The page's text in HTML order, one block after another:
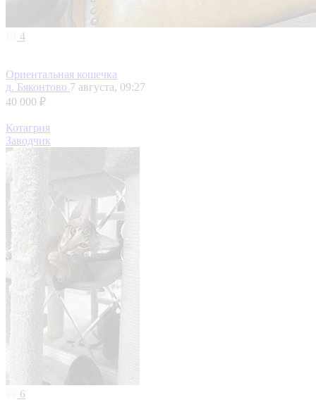
4
Ориентальная кошечка
д. Бяконтово 7 августа, 09:27
40 000 ₽
Котагрия
Заводчик
6